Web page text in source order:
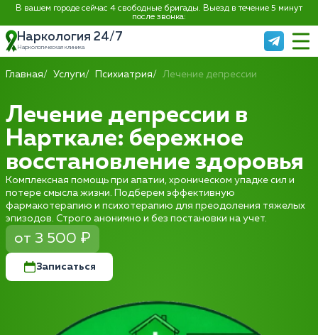
В вашем городе сейчас 4 свободные бригады. Выезд в течение 5 минут
после звонка:
Наркология 24/7
Наркологическая клиника
Главная Услуги Психиатрия Лечение депрессии
Лечение депрессии в
Нарткале: бережное
восстановление здоровья
Комплексная помощь при апатии, хроническом упадке сил и
потере смысла жизни. Подберем эффективную
фармакотерапию и психотерапию для преодоления тяжелых
эпизодов. Строго анонимно и без постановки на учет.
от 3 500 ₽
Записаться